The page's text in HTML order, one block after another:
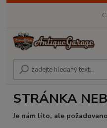
STRÁNKA
Je nám líto, ale